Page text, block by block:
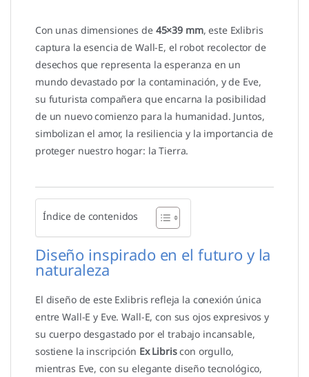
Con unas dimensiones de 45×39 mm, este Exlibris
captura la esencia de Wall-E, el robot recolector de
desechos que representa la esperanza en un
mundo devastado por la contaminación, y de Eve,
su futurista compañera que encarna la posibilidad
de un nuevo comienzo para la humanidad. Juntos,
simbolizan el amor, la resiliencia y la importancia de
proteger nuestro hogar: la Tierra.
Índice de contenidos
Diseño inspirado en el futuro y la
naturaleza
El diseño de este Exlibris refleja la conexión única
entre Wall-E y Eve. Wall-E, con sus ojos expresivos y
su cuerpo desgastado por el trabajo incansable,
sostiene la inscripción Ex Libriscon orgullo,
mientras Eve, con su elegante diseño tecnológico,